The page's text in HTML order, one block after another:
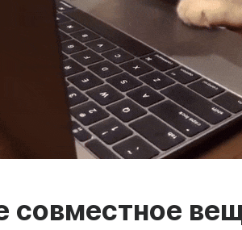
совместное